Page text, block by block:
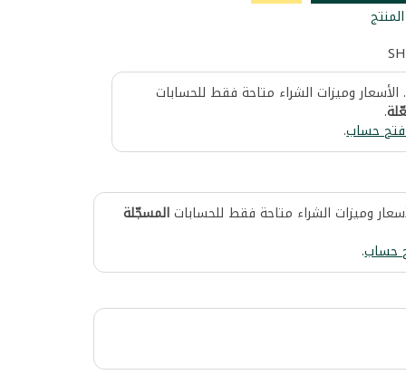
وميزات الشراء متاحة فقط للحسابات
.
حساب.
وميزات الشراء متاحة فقط للحساباتالمسجّلة
حساب.